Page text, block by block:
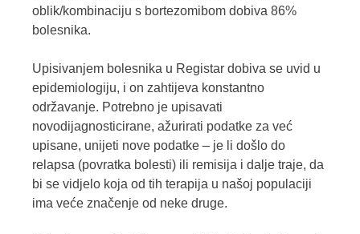
oblik/kombinaciju s bortezomibom dobiva 86%
bolesnika.
Upisivanjem bolesnika u Registar dobiva se uvid u
epidemiologiju, i on zahtijeva konstantno
održavanje. Potrebno je upisavati
novodijagnosticirane, ažurirati podatke za već
upisane, unijeti nove podatke – je li došlo do
relapsa (povratka bolesti) ili remisija i dalje traje, da
bi se vidjelo koja od tih terapija u našoj populaciji
ima veće značenje od neke druge.